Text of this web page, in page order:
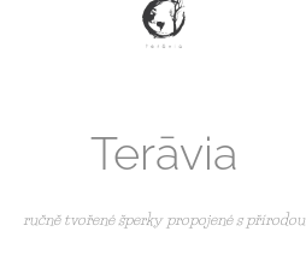
Terāvia
ručně tvořené šperky propojené s přírodou